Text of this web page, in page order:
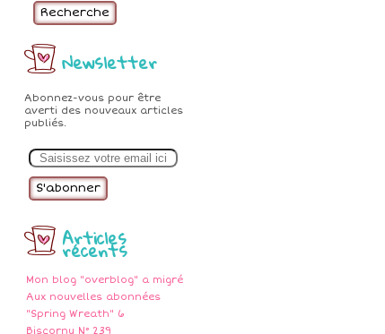
Recherche
Newsletter
Abonnez-vous pour être
averti des nouveaux articles
publiés.
m
Articles
récents
Mon blog "overblog" a migré
Aux nouvelles abonnées
"Spring Wreath" 6
Biscornu N° 239